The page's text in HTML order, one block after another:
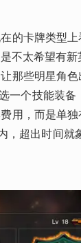
的卡牌类型
不太希望有
那些明星角色
一个技能装
用，而是单
，超出时间